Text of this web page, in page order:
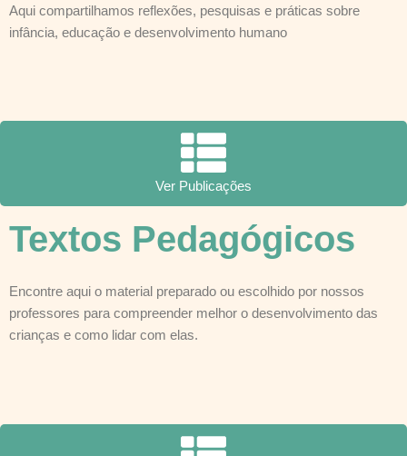
Aqui compartilhamos reflexões, pesquisas e práticas sobre
infância, educação e desenvolvimento humano
Ver Publicações
Textos Pedagógicos
Encontre aqui o material preparado ou escolhido por nossos
professores para compreender melhor o desenvolvimento das
crianças e como lidar com elas.